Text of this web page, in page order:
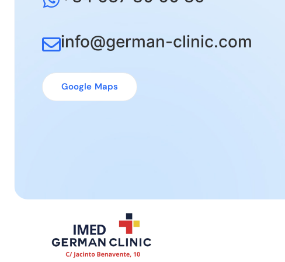
info@german-clinic.com
Google Maps